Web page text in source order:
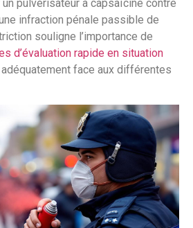
pulvérisateur à capsaïcine contre
infraction pénale passible de
souligne l’importance de
d’évaluation rapide en situation
face aux différentes